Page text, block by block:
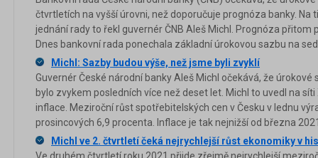
čtvrtletích na vyšší úrovni, než doporučuje prognóza banky. Na
jednání rady to řekl guvernér ČNB Aleš Michl. Prognóza přitom
Dnes bankovní rada ponechala základní úrokovou sazbu na
Michl: Sazby budou výše, než jsme byli zvyklí
Guvernér České národní banky Aleš Michl očekává, že úrokové
bylo zvykem posledních více než deset let. Michl to uvedl na
inflace. Meziroční růst spotřebitelských cen v Česku v lednu
prosincových 6,9 procenta. Inflace je tak nejnižší od března
Michl ve 2. čtvrtletí čeká nejrychlejší růst ekonomiky v